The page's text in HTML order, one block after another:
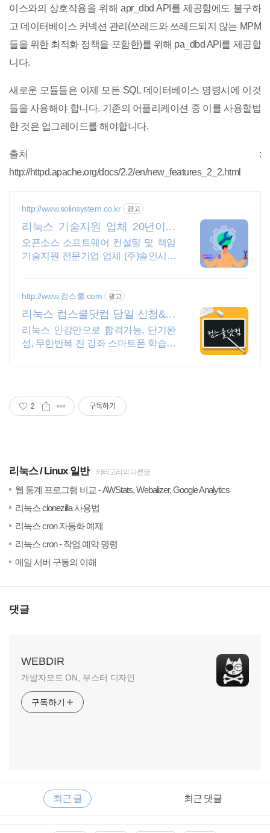
이스와의 상호작용을 위해 apr_dbd API를 제공함에도 불구하
고 데이터베이스 커넥션 관리(쓰레드와 쓰레드되지 않는 MPM
들을 위한 최적화 정책을 포함한)를 위해 pa_dbd API를 제공합
니다.
새로운 모듈들은 이제 모든 SQL 데이터베이스 명령시에 이것
들을 사용해야 합니다. 기존의 어플리케이션 중 이를 사용할법
한 것은 업그레이드를 해야합니다.
출처 :
http://httpd.apache.org/docs/2.2/en/new_features_2_2.html
http://www.solinsystem.co.kr 광고
리눅스 기술지원 업체 20년이상
기술지원 노하우
오픈소스 소프트웨어 컨설팅 및 책임
기술지원 전문기업 업체 (주)솔인시스
http://www.컴스쿨.com 광고
리눅스 컴스쿨닷컴 당일 신청&결
제시 기프티콘!
리눅스 인강만으로 합격가능, 단기완
성, 무한반복 전 강좌 스마트폰 학습가
2 구독하기
리눅스 Linux 일반 카테고리의 다른글
웹 통계 프로그램 비교 - AWStats, Webalizer, Google Analytics
리눅스 clonezilla 사용법
리눅스 cron 자동화 예제
리눅스 cron - 작업 예약 명령
메일 서버 구동의 이해
댓글
WEBDIR
개발자모드 ON, 부스터 디자인
구독하기
바
RECENTLY
최근 글 최근 댓글